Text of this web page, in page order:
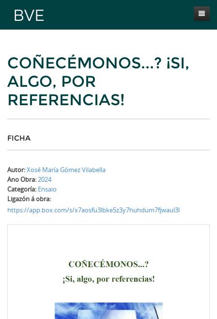
Presentación
Obras
Selección BVE
Novas
COÑECÉMONOS...? ¡SI,
ALGO, POR
REFERENCIAS!
FICHA
Autor:Xosé María Gómez Vilabella
Ano Obra:2024
Categoría: Ensaio
Ligazón á obra:
https://app.box.com/s/x7aosfu3lbke5z3y7huhdum7fjwaul3l